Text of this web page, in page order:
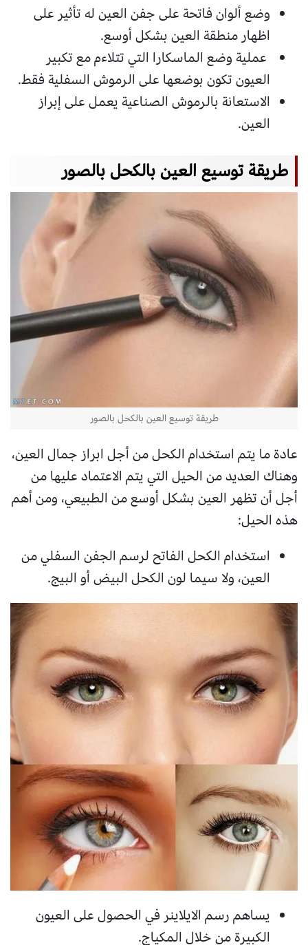
وضع ألوان فاتحة على جفن العين له تأثير على
اظهار منطقة العين بشكل أوسع.
عملية وضع الماسكارا التي تتلاءم مع تكبير
العيون تكون بوضعها على الرموش السفلية فقط.
الاستعانة بالرموش الصناعية يعمل على إبراز
العين.
طريقة توسيع العين بالكحل بالصور
طريقة توسيع العين بالكحل بالصور
عادة ما يتم استخدام الكحل من أجل ابراز جمال العين،
وهناك العديد من الحيل التي يتم الاعتماد عليها من
أجل أن تظهر العين بشكل أوسع من الطبيعي، ومن أهم
هذه الحيل:
استخدام الكحل الفاتح لرسم الجفن السفلي من
العين، ولا سيما لون الكحل البيض أو البيج.
يساهم رسم الايلاينر في الحصول على العيون
الكبيرة من خلال المكياج.